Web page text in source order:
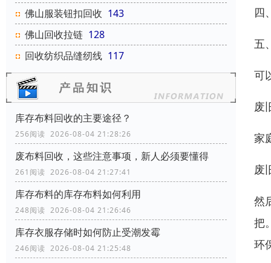
佛山服装钮扣回收 143
佛山回收拉链 128
回收纺织品缝纫线 117
库存布料回收的主要途径？
256阅读 2026-08-04 21:28:26
废布料回收，这些注意事项，新人必须要懂得
261阅读 2026-08-04 21:27:41
库存布料的库存布料如何利用
248阅读 2026-08-04 21:26:46
库存衣服存储时如何防止受潮发霉
246阅读 2026-08-04 21:25:48
四
五
可
废
家
废
然
把
环